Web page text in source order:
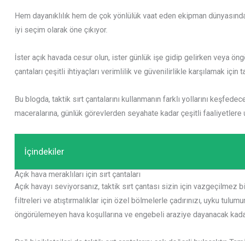
Hem dayanıklılık hem de çok yönlülük vaat eden ekipman
iyi seçim olarak öne çıkıyor.
İster açık havada cesur olun, ister günlük işe gidip gelirken veya
çantaları çeşitli ihtiyaçları verimlilik ve güvenilirlikle karşılamak için
Bu blogda, taktik sırt çantalarını kullanmanın farklı yollarını
maceralarına, günlük görevlerden seyahate kadar çeşitli
İçindekiler
Açık hava meraklıları için sırt çantaları
Açık havayı seviyorsanız, taktik sırt çantası sizin için vazgeçilmez
filtreleri ve atıştırmalıklar için özel bölmelerle çadırınızı, uyku
öngörülemeyen hava koşullarına ve engebeli araziye dayanacak